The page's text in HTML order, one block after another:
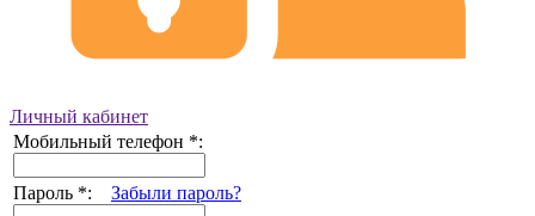
Личный кабинет
Мобильный телефон *:
Пароль *: Забыли пароль?